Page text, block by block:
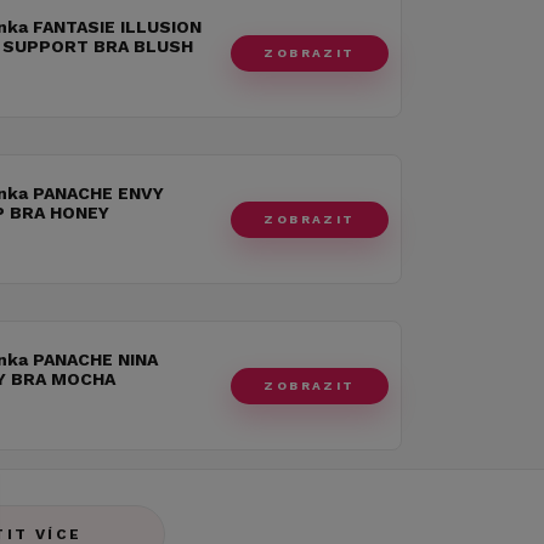
FANTASIE ILLUSION
BRA BLUSH
ZOBRAZIT
PANACHE ENVY
BRA HONEY
ZOBRAZIT
PANACHE NINA
BRA MOCHA
ZOBRAZIT
VÍCE